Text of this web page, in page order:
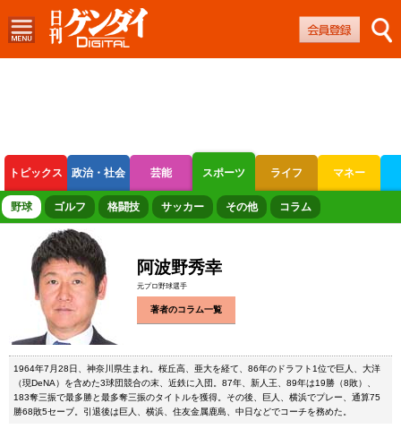
トピックス 政治・社会 芸能 スポーツ ライフ マネー
ボートレース 競輪 オートレース
野球 ゴルフ 格闘技 サッカー その他 コラム
阿波野秀幸
元プロ野球選手
著者のコラム一覧
1964年7月28日、神奈川県生まれ。桜丘高、亜大を経て、86年のドラフト1位で巨人、大洋
（現DeNA）を含めた3球団競合の末、近鉄に入団。87年、新人王、89年は19勝（8敗）、
183奪三振で最多勝と最多奪三振のタイトルを獲得。その後、巨人、横浜でプレー、通算75
勝68敗5セーブ。引退後は巨人、横浜、住友金属鹿島、中日などでコーチを務めた。